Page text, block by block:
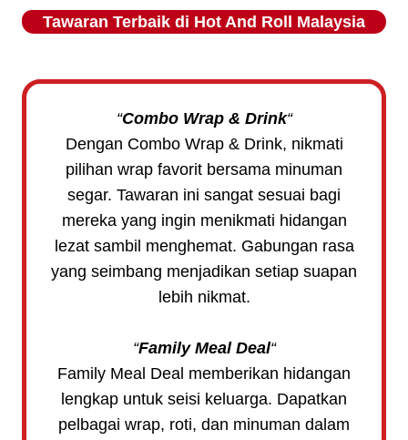
Tawaran Terbaik di Hot And Roll Malaysia
“Combo Wrap & Drink“
Dengan Combo Wrap & Drink, nikmati
pilihan wrap favorit bersama minuman
segar. Tawaran ini sangat sesuai bagi
mereka yang ingin menikmati hidangan
lezat sambil menghemat. Gabungan rasa
yang seimbang menjadikan setiap suapan
lebih nikmat.
“Family Meal Deal“
Family Meal Deal memberikan hidangan
lengkap untuk seisi keluarga. Dapatkan
pelbagai wrap, roti, dan minuman dalam